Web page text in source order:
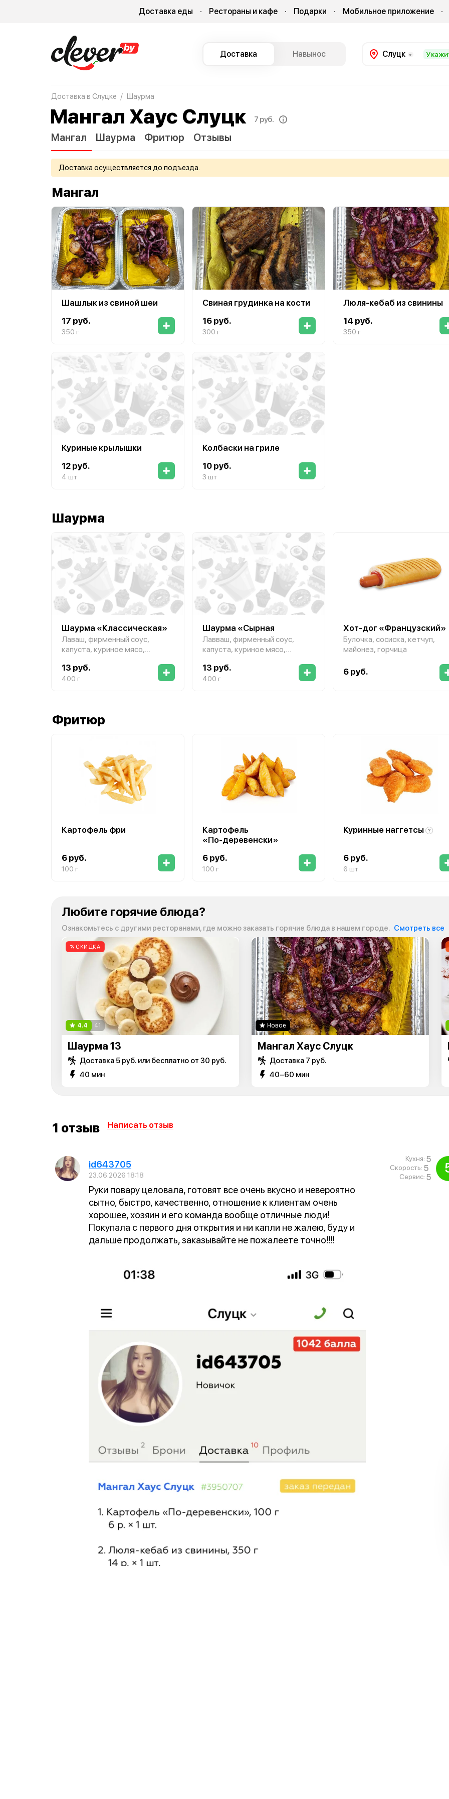
Доставка еды Рестораны и кафе Подарки Мобильное приложение
Доставка Навынос Слуцк
Доставка в Слуцке Шаурма
Мангал Хаус Слуцк 7 руб.
Мангал Шаурма Фритюр Отзывы
Доставка осуществляется до подъезда.
Мангал
Шашлык из свиной шеи
17 руб.
350 г
Свиная грудинка на кости
16 руб.
300 г
Люля-кебаб из свинины
14 руб.
350 г
Куриные крылышки
12 руб.
4 шт
Колбаски на гриле
10 руб.
3 шт
Шаурма
Шаурма «Классическая»
Лаваш, фирменный соус,
капуста, куриное мясо,
помидор, майонез
13 руб.
400 г
Шаурма «Сырная
Лавваш, фирменный соус,
капуста, куриное мясо,
помидоры,
майонез, сырный соус
13 руб.
400 г
Хот-дог «Французский»
Булочка, сосиска, кетчуп,
майонез, горчица
6 руб.
Фритюр
Картофель фри
6 руб.
100 г
Картофель
«По‑деревенски»
6 руб.
100 г
Куринные наггетсы
6 руб.
6 шт
Любите горячие блюда?
Ознакомьтесь с другими ресторанами, где можно заказать горячие блюда в нашем городе. Смотреть все
СКИДКА
4.4 41
Шаурма 13
Доставка 5 руб. или бесплатно от 30 руб.
40 мин
Новое
Мангал Хаус Слуцк
Доставка 7 руб.
40−60 мин
1 отзыв Написать отзыв
Кухня: 5
Скорость: 5
Сервис: 5
id643705
23.06.2026 18:18
Руки повару целовала, готовят все очень вкусно и невероятно
сытно, быстро, качественно, отношение к клиентам очень
хорошее, хозяин и его команда вообще отличные люди!
Покупала с первого дня открытия и ни капли не жалею, буду и
дальше продолжать, заказывайте не пожалеете точно!!!!